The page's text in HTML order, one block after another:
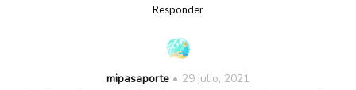
Responder
mipasaporte 29 julio, 2021